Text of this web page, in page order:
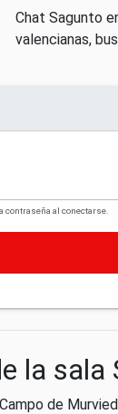
Chat Sagunto
valencianas,
contraseña al conectarse.
la sala
de